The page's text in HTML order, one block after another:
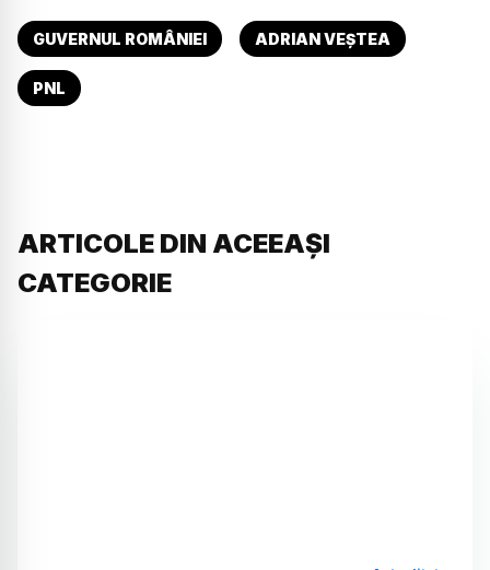
GUVERNUL ROMÂNIEI ADRIAN VEȘTEA
PNL
ARTICOLE DIN ACEEAȘI
CATEGORIE